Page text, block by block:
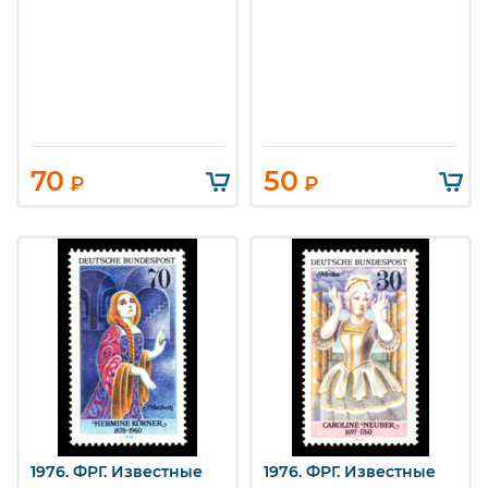
70 ₽ 50 ₽
1976. ФРГ. Известные
1976. ФРГ. Известные